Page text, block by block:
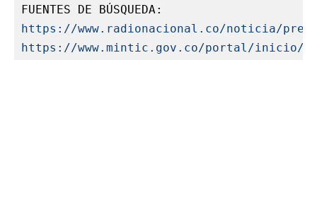
FUENTES DE BÚSQUEDA:
https://www.radionacional.co/noticia/
https://www.mintic.gov.co/portal/inicio/